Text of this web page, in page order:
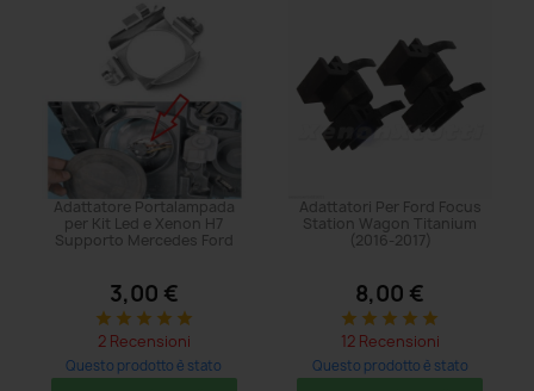
Adattatore Portalampada
per Kit Led e Xenon H7
Supporto Mercedes Ford
3,00 €
star star star star star
2 Recensioni
Questo prodotto è stato
Adattatori Per Ford Focus
Station Wagon Titanium
(2016-2017)
8,00 €
star star star star star
12 Recensioni
Questo prodotto è stato